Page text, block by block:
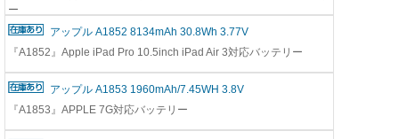
ー
アップル A1852 8134mAh 30.8Wh 3.77V
『A1852』Apple iPad Pro 10.5inch iPad Air 3対応バッテリー
アップル A1853 1960mAh/7.45WH 3.8V
『A1853』APPLE 7G対応バッテリー